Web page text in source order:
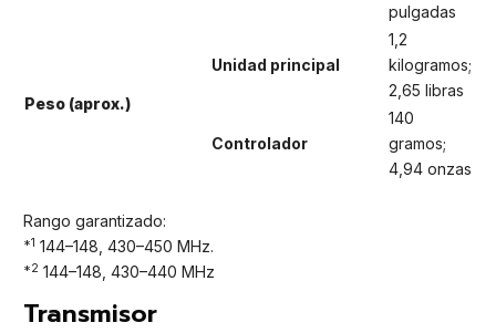
pulgadas
Peso (aprox.)
Unidad principal
1,2
kilogramos;
2,65 libras
Controlador
140
gramos;
4,94 onzas
Rango garantizado:
*1 144–148, 430–450 MHz.
*2 144–148, 430–440 MHz
Transmisor